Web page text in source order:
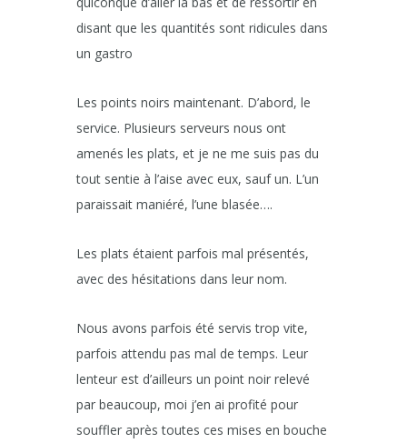
disant que les quantités sont ridicules dans
un gastro
Les points noirs maintenant. D’abord, le
service. Plusieurs serveurs nous ont
amenés les plats, et je ne me suis pas du
tout sentie à l’aise avec eux, sauf un. L’un
paraissait maniéré, l’une blasée….
Les plats étaient parfois mal présentés,
avec des hésitations dans leur nom.
Nous avons parfois été servis trop vite,
parfois attendu pas mal de temps. Leur
lenteur est d’ailleurs un point noir relevé
par beaucoup, moi j’en ai profité pour
souffler après toutes ces mises en bouche